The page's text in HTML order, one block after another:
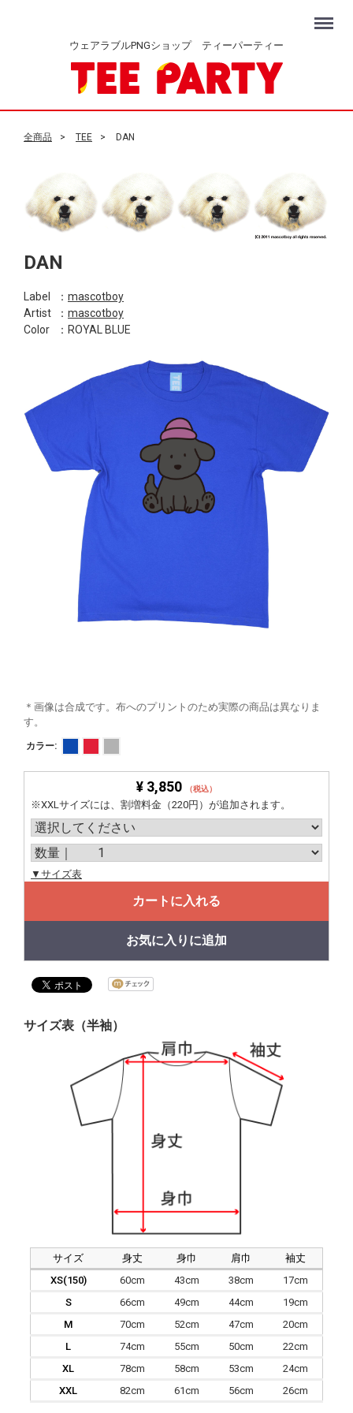
ウェアラブルPNGショップ ティーパーティー
Menu
全商品 TEE DAN
DAN
Label ： mascotboy
Artist
： mascotboy
Color
：ROYAL BLUE
＊画像は合成です。布へのプリントのため実際の商品は異なりま
す。
カラー:
¥ 3,850 （税込）
※XXLサイズには、割増料金（220円）が追加されます。
▼サイズ表
カートに入れる
お気に入りに追加
サイズ表（半袖）
サイズ 身丈 身巾 肩巾
袖丈
XS(150)
60cm 43cm 38cm
17cm
S
66cm 49cm 44cm
19cm
M
70cm 52cm 47cm
20cm
L
74cm 55cm 50cm
22cm
XL
78cm 58cm 53cm
24cm
XXL
82cm 61cm 56cm 26cm